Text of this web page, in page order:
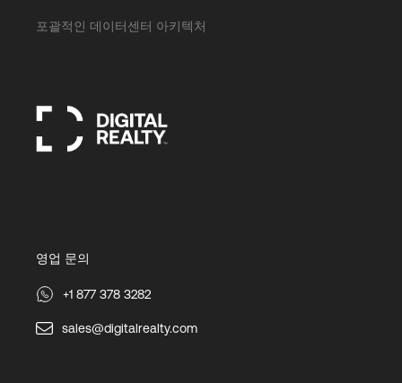
포괄적인 데이터센터 아키텍처
영업 문의
+1 877 378 3282
sales@digitalrealty.com